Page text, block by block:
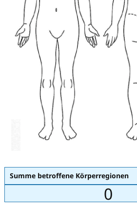
Summe betroffene Körperregionen
0